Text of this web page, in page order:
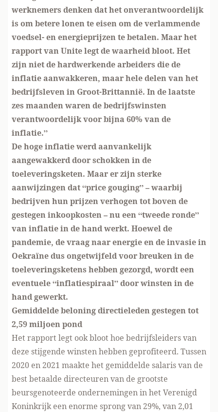
werknemers denken dat het onverantwoordelijk
is om betere lonen te eisen om de verlammende
voedsel- en energieprijzen te betalen. Maar het
rapport van Unite legt de waarheid bloot. Het
zijn niet de hardwerkende arbeiders die de
inflatie aanwakkeren, maar hele delen van het
bedrijfsleven in Groot-Brittannië. In de laatste
zes maanden waren de bedrijfswinsten
verantwoordelijk voor bijna 60% van de
inflatie.”
De hoge inflatie werd aanvankelijk
aangewakkerd door schokken in de
toeleveringsketen. Maar er zijn sterke
aanwijzingen dat “price gouging” – waarbij
bedrijven hun prijzen verhogen tot boven de
gestegen inkoopkosten – nu een “tweede ronde”
van inflatie in de hand werkt. Hoewel de
pandemie, de vraag naar energie en de invasie in
Oekraïne dus ongetwijfeld voor breuken in de
toeleveringsketens hebben gezorgd, wordt een
eventuele “inflatiespiraal” door winsten in de
hand gewerkt.
Gemiddelde beloning directieleden gestegen tot
2,59 miljoen pond
Het rapport legt ook bloot hoe bedrijfsleiders van
deze stijgende winsten hebben geprofiteerd. Tussen
2020 en 2021 maakte het gemiddelde salaris van de
best betaalde directeuren van de grootste
beursgenoteerde ondernemingen in het Verenigd
Koninkrijk een enorme sprong van 29%, van 2,01